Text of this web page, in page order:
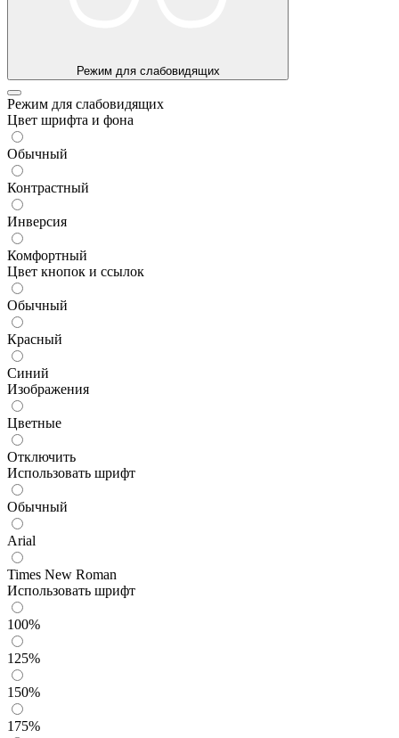
Режим для слабовидящих
Режим для слабовидящих
Цвет шрифта и фона
Обычный
Контрастный
Инверсия
Комфортный
Цвет кнопок и ссылок
Обычный
Красный
Синий
Изображения
Цветные
Отключить
Использовать шрифт
Обычный
Arial
Times New Roman
Использовать шрифт
100%
125%
150%
175%